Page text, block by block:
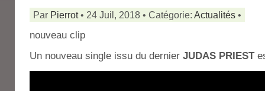
Par Pierrot• 24 Juil, 2018 • Catégorie: Actualités •
nouveau clip
Un nouveau single issu du dernier JUDAS PRIEST